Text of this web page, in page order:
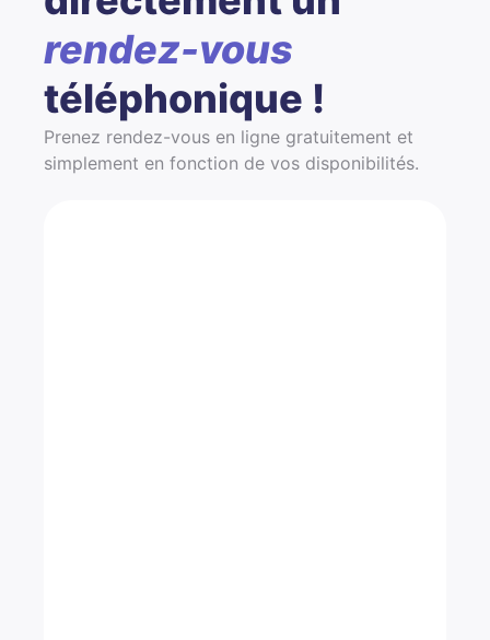
rendez-vous
téléphonique !
Prenez rendez-vous en ligne gratuitement et
simplement en fonction de vos disponibilités.